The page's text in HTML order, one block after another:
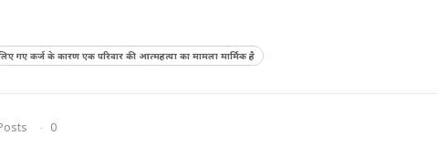
गए कर्ज के कारण एक परिवार की आत्महत्या का मामला मार्मिक है
0